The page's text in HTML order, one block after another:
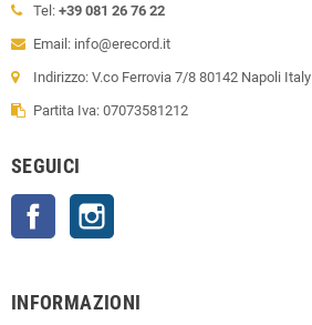
Tel: +39 081 26 76 22
Email: info@erecord.it
Indirizzo: V.co Ferrovia 7/8 80142 Napoli Italy
Partita Iva: 07073581212
SEGUICI
Facebook
INFORMAZIONI